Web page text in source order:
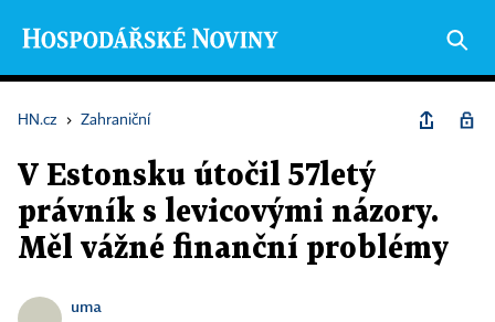
HN.cz › Zahraniční
V Estonsku útočil 57letý
právník s levicovými názory.
Měl vážné finanční problémy
uma